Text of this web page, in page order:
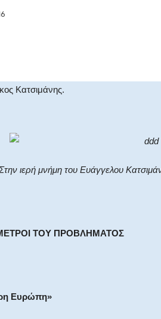
Κατσιμάνης.
του Ευάγγελου
ΤΟΥ ΠΡΟΒΛΗΜΑΤΟΣ
Ευρώπη»